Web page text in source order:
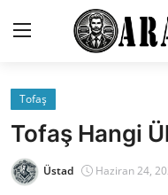
İletişim
Karşılaştırmalar
Tofaş
Tofaş Hangi
Üstad Haziran 24,